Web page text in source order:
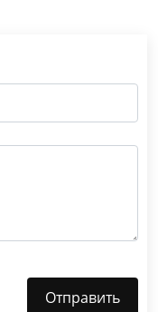
Отправить